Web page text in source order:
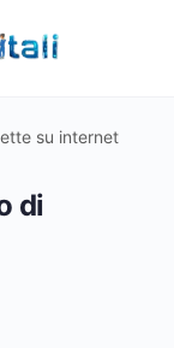
su internet
di